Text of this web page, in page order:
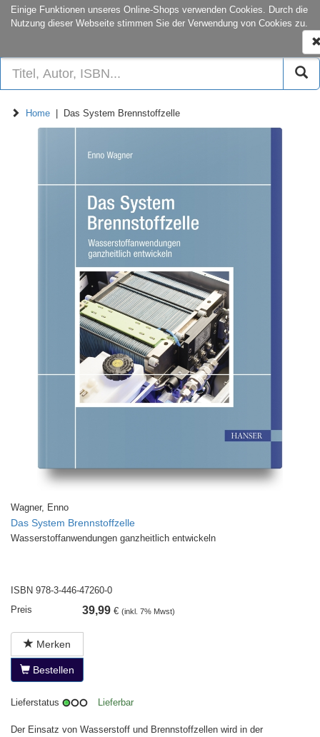
Einige Funktionen unseres Online-Shops verwenden Cookies. Durch die
Nutzung dieser Webseite stimmen Sie der Verwendung von Cookies zu.
onCampus:S1|03 +49 6151-16-
Home | Das System Brennstoffzelle
Wagner, Enno
Das System Brennstoffzelle
Wasserstoffanwendungen ganzheitlich entwickeln
ISBN 978-3-446-47260-0
Preis
39,99 € (inkl. 7% Mwst)
Merken
Bestellen
Lieferstatus Lieferbar
Der Einsatz von Wasserstoff und Brennstoffzellen wird in der